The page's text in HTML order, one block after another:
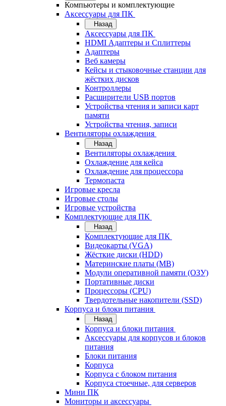
Компьютеры и комплектующие
Аксессуары для ПК
Назад
Аксессуары для ПК
HDMI Адаптеры и Сплиттеры
Адаптеры
Веб камеры
Кейсы и стыковочные станции для
жёстких дисков
Контроллеры
Расширители USB портов
Устройства чтения и записи карт
памяти
Устройства чтения, записи
Вентиляторы охлаждения
Назад
Вентиляторы охлаждения
Охлаждение для кейса
Охлаждение для процессора
Термопаста
Игровые кресла
Игровые столы
Игровые устройства
Комплектующие для ПК
Назад
Комплектующие для ПК
Видеокарты (VGA)
Жёсткие диски (HDD)
Материнские платы (MB)
Модули оперативной памяти (ОЗУ)
Портативные диски
Процессоры (CPU)
Твердотельные накопители (SSD)
Корпуса и блоки питания
Назад
Корпуса и блоки питания
Аксессуары для корпусов и блоков
питания
Блоки питания
Корпуса
Корпуса с блоком питания
Корпуса стоечные, для серверов
Мини ПК
Мониторы и аксессуары